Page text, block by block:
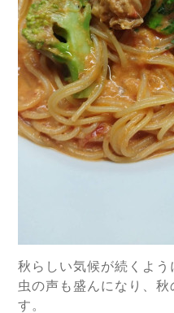
秋らしい気候が続くよう
虫の声も盛んになり、
す。